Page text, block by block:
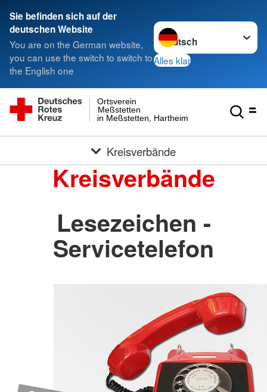
Sie befinden sich auf der
deutschen Website
You are on the German website,
you can use the switch to switch to
the English one
Sprache wechseln zu
Alles klar
in Meßstetten, Hartheim und Heinstetten
Meßstetten
Ortsverein
Kreisverbände
Kreisverbände
Lesezeichen -
Servicetelefon